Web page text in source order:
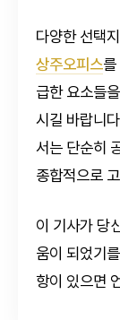
다양한 선택
상주오피스
급한 요소들
시길 바랍니
서는 단순히
종합적으로
이 기사가 당
움이 되었기
항이 있으면